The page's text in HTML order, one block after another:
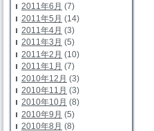
2011年6月 (7)
2011年5月 (14)
2011年4月 (3)
2011年3月 (5)
2011年2月 (10)
2011年1月 (7)
2010年12月 (3)
2010年11月 (3)
2010年10月 (8)
2010年9月 (5)
2010年8月 (8)